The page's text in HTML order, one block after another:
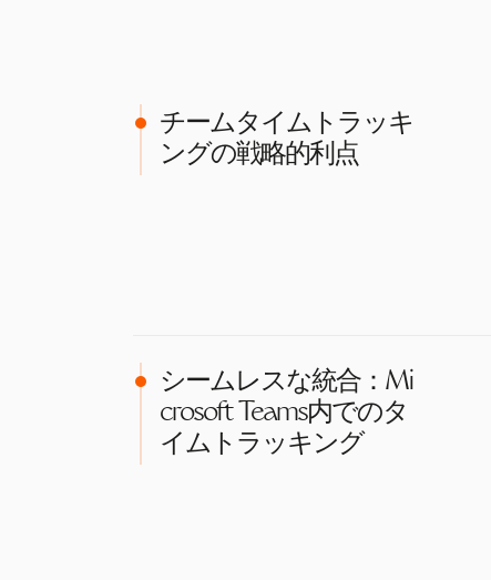
チームタイムトラッキ
ングの戦略的利点
シームレスな統合：Mi
crosoft Teams内でのタ
イムトラッキング